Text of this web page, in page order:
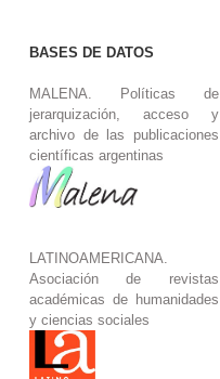
BASES DE DATOS
MALENA. Políticas de
jerarquización, acceso y
archivo de las publicaciones
científicas argentinas
LATINOAMERICANA.
Asociación de revistas
académicas de humanidades
y ciencias sociales